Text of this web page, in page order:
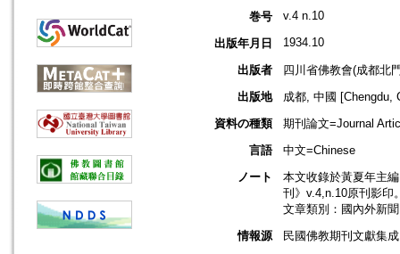
巻号
v.4 n.10
出版年月日 1934.10
出版者
四川省佛教會(成都北
出版地
成都, 中國 [Chengdu,
資料の種類
期刊論文=Journal
言語
中文=Chinese
ノート
本文收錄於黃夏年主
刊》v.4,n.10原刊影印
文章類別：國內外新
情報源
民國佛教期刊文獻集